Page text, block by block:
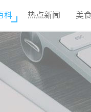
科 热点新闻 美